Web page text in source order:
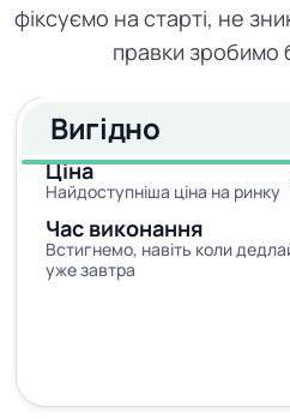
фіксуємо на старті, не
правки зробимо
Вигідно
Ціна
Найдоступніша ціна на ринку
Час виконання
Встигнемо, навіть коли
уже завтра